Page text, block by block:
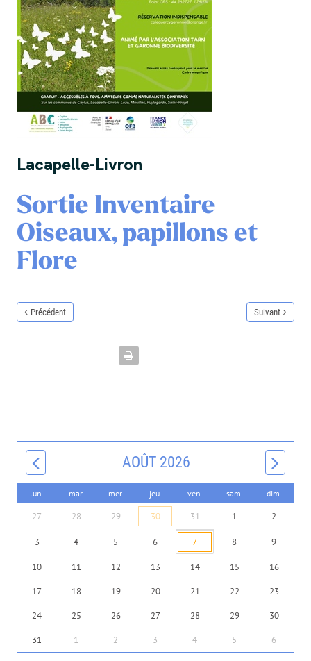
Lacapelle-Livron
Sortie Inventaire
Oiseaux, papillons et
Flore
Précédent Suivant
AOÛT 2026
lun. mar. mer. jeu. ven. sam. dim.
27 28 29 30 31 1 2
3 4 5 6 7 8 9
10 11 12 13 14 15 16
17 18 19 20 21 22 23
24 25 26 27 28 29 30
31 1 2 3 4 5 6